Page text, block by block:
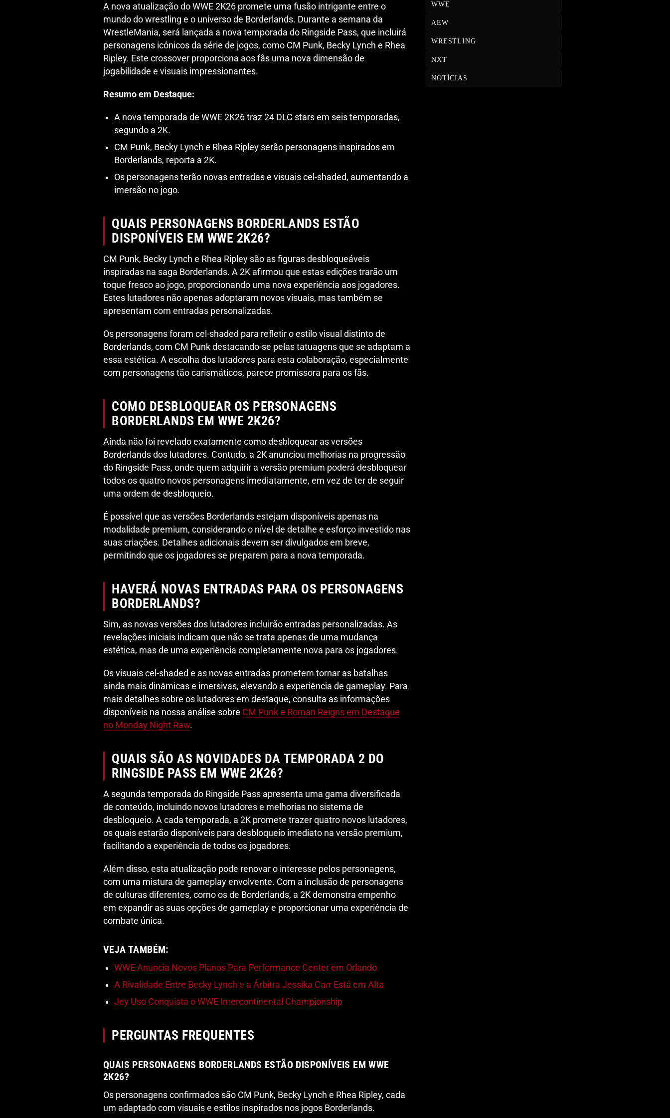
A nova atualização do WWE 2K26 promete uma fusão intrigante entre o
mundo do wrestling e o universo de Borderlands. Durante a semana da
WrestleMania, será lançada a nova temporada do Ringside Pass, que incluirá
personagens icónicos da série de jogos, como CM Punk, Becky Lynch e Rhea
Ripley. Este crossover proporciona aos fãs uma nova dimensão de
jogabilidade e visuais impressionantes.
Resumo em Destaque:
A nova temporada de WWE 2K26 traz 24 DLC stars em seis temporadas,
segundo a 2K.
CM Punk, Becky Lynch e Rhea Ripley serão personagens inspirados em
Borderlands, reporta a 2K.
Os personagens terão novas entradas e visuais cel-shaded, aumentando a
imersão no jogo.
QUAIS PERSONAGENS BORDERLANDS ESTÃO
DISPONÍVEIS EM WWE 2K26?
CM Punk, Becky Lynch e Rhea Ripley são as figuras desbloqueáveis
inspiradas na saga Borderlands. A 2K afirmou que estas edições trarão um
toque fresco ao jogo, proporcionando uma nova experiência aos jogadores.
Estes lutadores não apenas adoptaram novos visuais, mas também se
apresentam com entradas personalizadas.
Os personagens foram cel-shaded para refletir o estilo visual distinto de
Borderlands, com CM Punk destacando-se pelas tatuagens que se adaptam a
essa estética. A escolha dos lutadores para esta colaboração, especialmente
com personagens tão carismáticos, parece promissora para os fãs.
COMO DESBLOQUEAR OS PERSONAGENS
BORDERLANDS EM WWE 2K26?
Ainda não foi revelado exatamente como desbloquear as versões
Borderlands dos lutadores. Contudo, a 2K anunciou melhorias na progressão
do Ringside Pass, onde quem adquirir a versão premium poderá desbloquear
todos os quatro novos personagens imediatamente, em vez de ter de seguir
uma ordem de desbloqueio.
É possível que as versões Borderlands estejam disponíveis apenas na
modalidade premium, considerando o nível de detalhe e esforço investido nas
suas criações. Detalhes adicionais devem ser divulgados em breve,
permitindo que os jogadores se preparem para a nova temporada.
HAVERÁ NOVAS ENTRADAS PARA OS PERSONAGENS
BORDERLANDS?
Sim, as novas versões dos lutadores incluirão entradas personalizadas. As
revelações iniciais indicam que não se trata apenas de uma mudança
estética, mas de uma experiência completamente nova para os jogadores.
Os visuais cel-shaded e as novas entradas prometem tornar as batalhas
ainda mais dinâmicas e imersivas, elevando a experiência de gameplay. Para
mais detalhes sobre os lutadores em destaque, consulta as informações
disponíveis na nossa análise sobre CM Punk e Roman Reigns em Destaque
no Monday Night Raw.
QUAIS SÃO AS NOVIDADES DA TEMPORADA 2 DO
RINGSIDE PASS EM WWE 2K26?
A segunda temporada do Ringside Pass apresenta uma gama diversificada
de conteúdo, incluindo novos lutadores e melhorias no sistema de
desbloqueio. A cada temporada, a 2K promete trazer quatro novos lutadores,
os quais estarão disponíveis para desbloqueio imediato na versão premium,
facilitando a experiência de todos os jogadores.
Além disso, esta atualização pode renovar o interesse pelos personagens,
com uma mistura de gameplay envolvente. Com a inclusão de personagens
de culturas diferentes, como os de Borderlands, a 2K demonstra empenho
em expandir as suas opções de gameplay e proporcionar uma experiência de
combate única.
VEJA TAMBÉM:
WWE Anuncia Novos Planos Para Performance Center em Orlando
A Rivalidade Entre Becky Lynch e a Árbitra Jessika Carr Está em Alta
Jey Uso Conquista o WWE Intercontinental Championship
PERGUNTAS FREQUENTES
QUAIS PERSONAGENS BORDERLANDS ESTÃO DISPONÍVEIS EM WWE
2K26?
Os personagens confirmados são CM Punk, Becky Lynch e Rhea Ripley, cada
um adaptado com visuais e estilos inspirados nos jogos Borderlands.
WWE
AEW
WRESTLING
NXT
NOTÍCIAS